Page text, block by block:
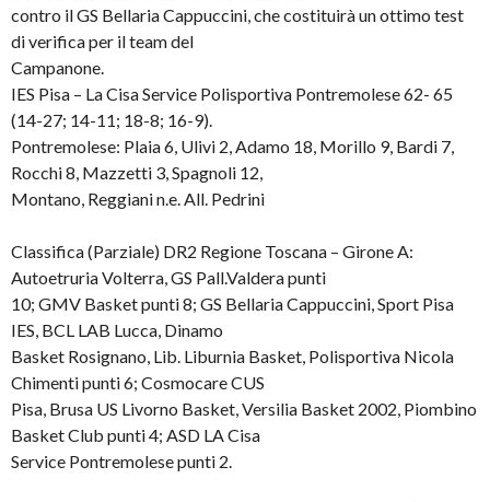
contro il GS Bellaria Cappuccini, che costituirà un ottimo test
di verifica per il team del
Campanone.
IES Pisa – La Cisa Service Polisportiva Pontremolese 62- 65
(14-27; 14-11; 18-8; 16-9).
Pontremolese: Plaia 6, Ulivi 2, Adamo 18, Morillo 9, Bardi 7,
Rocchi 8, Mazzetti 3, Spagnoli 12,
Montano, Reggiani n.e. All. Pedrini
Classifica (Parziale) DR2 Regione Toscana – Girone A:
Autoetruria Volterra, GS Pall.Valdera punti
10; GMV Basket punti 8; GS Bellaria Cappuccini, Sport Pisa
IES, BCL LAB Lucca, Dinamo
Basket Rosignano, Lib. Liburnia Basket, Polisportiva Nicola
Chimenti punti 6; Cosmocare CUS
Pisa, Brusa US Livorno Basket, Versilia Basket 2002, Piombino
Basket Club punti 4; ASD LA Cisa
Service Pontremolese punti 2.